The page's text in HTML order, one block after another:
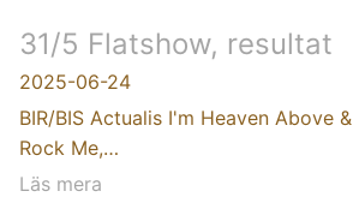
31/5 Flatshow, resultat
2025-06-24
BIR/BIS Actualis I'm Heaven Above
Rock Me,…
Läs mera